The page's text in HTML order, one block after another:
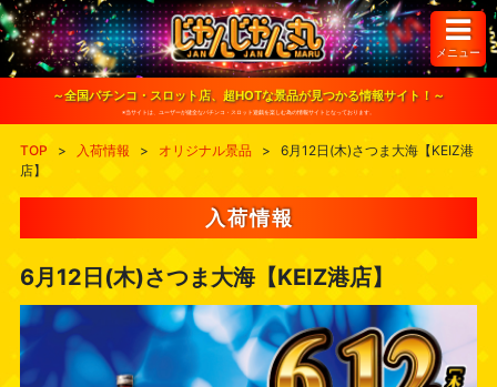
S
k
i
o
メニュー
～全国パチンコ・スロット店、超HOTな景品が見つかる情報サイト！～
※当サイトは、ユーザーが健全なパチンコ・スロット遊戯を楽しむ為の情報サイトとなっております。
TOP > 入荷情報 > オリジナル景品 >
6月12日(木)さつま大海【KEIZ港
店】
入荷情報
6月12日(木)さつま大海【KEIZ港店】